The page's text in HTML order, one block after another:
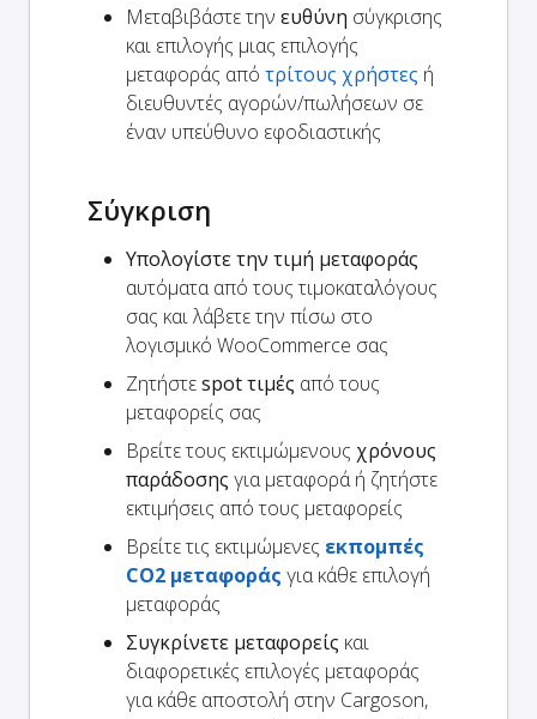
Μεταβιβάστε την ευθύνη σύγκρισης
και επιλογής μιας επιλογής
μεταφοράς από τρίτους χρήστες ή
διευθυντές αγορών/πωλήσεων σε
έναν υπεύθυνο εφοδιαστικής
Σύγκριση
Υπολογίστε την τιμή μεταφοράς
αυτόματα από τους τιμοκαταλόγους
σας και λάβετε την πίσω στο
λογισμικό WooCommerce σας
Ζητήστεspot τιμές από τους
μεταφορείς σας
Βρείτε τους εκτιμώμενους χρόνους
παράδοσης για μεταφορά ή ζητήστε
εκτιμήσεις από τους μεταφορείς
Βρείτε τις εκτιμώμενες εκπομπές
CO2 μεταφοράς για κάθε επιλογή
μεταφοράς
Συγκρίνετε μεταφορείς και
διαφορετικές επιλογές μεταφοράς
για κάθε αποστολή στην Cargoson,